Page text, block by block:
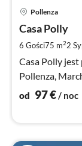
Pollenza
Casa Polly
6 Gości75 m22
Casa Polly
Pollenza,
od 97€/ noc